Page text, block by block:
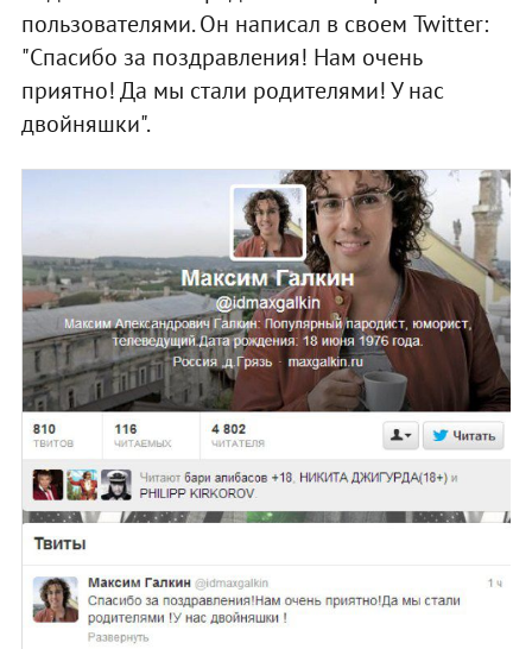
пользователями. Он написал в своем Twitter:
"Спасибо за поздравления! Нам очень
приятно! Да мы стали родителями! У нас
двойняшки".